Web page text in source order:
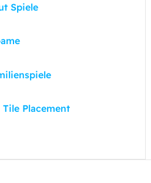
Spiele
Tile Placement